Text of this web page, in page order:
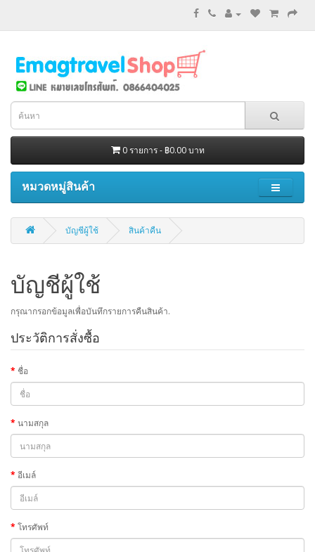
0 รายการ - ฿0.00 บาท
หมวดหมู่สินค้า
บัญชีผู้ใช้ สินค้าคืน
บัญชีผู้ใช้
กรุณากรอกข้อมูลเพื่อบันทึกรายการคืนสินค้า.
ประวัติการสั่งซื้อ
ชื่อ
นามสกุล
อีเมล์
โทรศัพท์